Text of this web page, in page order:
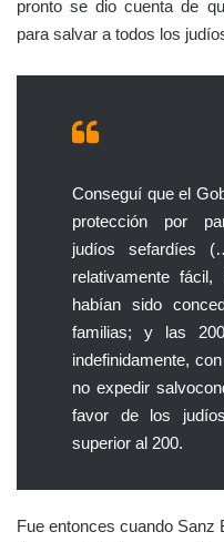
pronto se dio cuenta de
para salvar a todos los
Conseguí que el
protección por
judíos sefardíes
relativamente
habían sido
familias; y las
indefinidamente,
no expedir
favor de los
superior al 200.
Fue entonces cuando Sanz